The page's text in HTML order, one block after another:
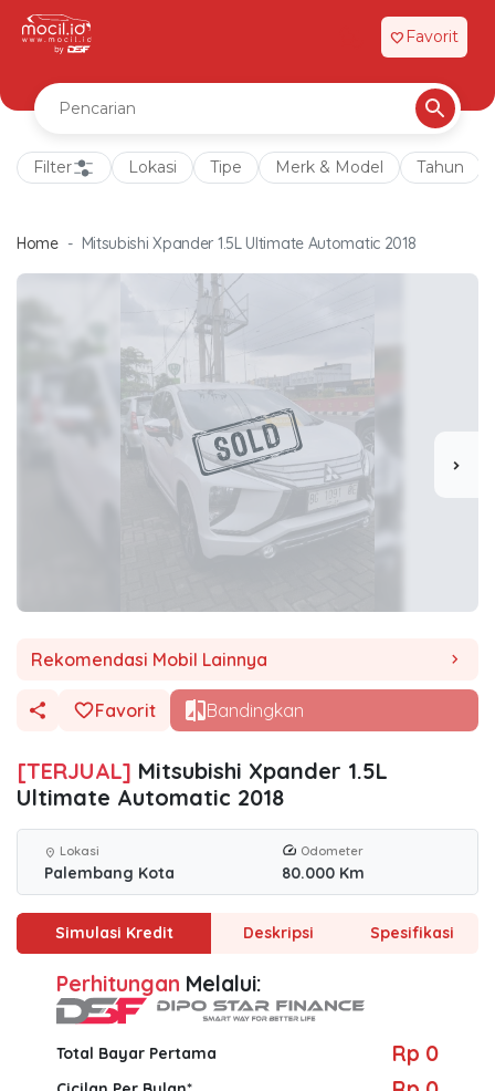
favorite Favorit
Filter Lokasi Tipe Merk & Model Tahun
Home Mitsubishi Xpander 1.5L Ultimate Automatic 2018
chevron_right
Rekomendasi Mobil Lainnya chevron_right
Favorit Bandingkan
[TERJUAL] Mitsubishi Xpander 1.5L
Ultimate Automatic 2018
location_on Lokasi
Palembang Kota
Odometer
80.000 Km
Simulasi Kredit Deskripsi Spesifikasi
Perhitungan Melalui:
Total Bayar Pertama Rp 0